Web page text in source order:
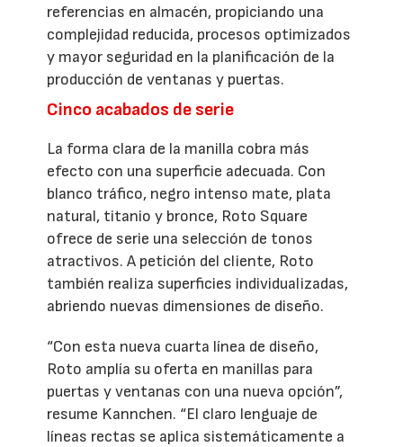
referencias en almacén, propiciando una
complejidad reducida, procesos optimizados
y mayor seguridad en la planificación de la
producción de ventanas y puertas.
Cinco acabados de serie
La forma clara de la manilla cobra más
efecto con una superficie adecuada. Con
blanco tráfico, negro intenso mate, plata
natural, titanio y bronce, Roto Square
ofrece de serie una selección de tonos
atractivos. A petición del cliente, Roto
también realiza superficies individualizadas,
abriendo nuevas dimensiones de diseño.
“Con esta nueva cuarta línea de diseño,
Roto amplía su oferta en manillas para
puertas y ventanas con una nueva opción”,
resume Kannchen. “El claro lenguaje de
líneas rectas se aplica sistemáticamente a